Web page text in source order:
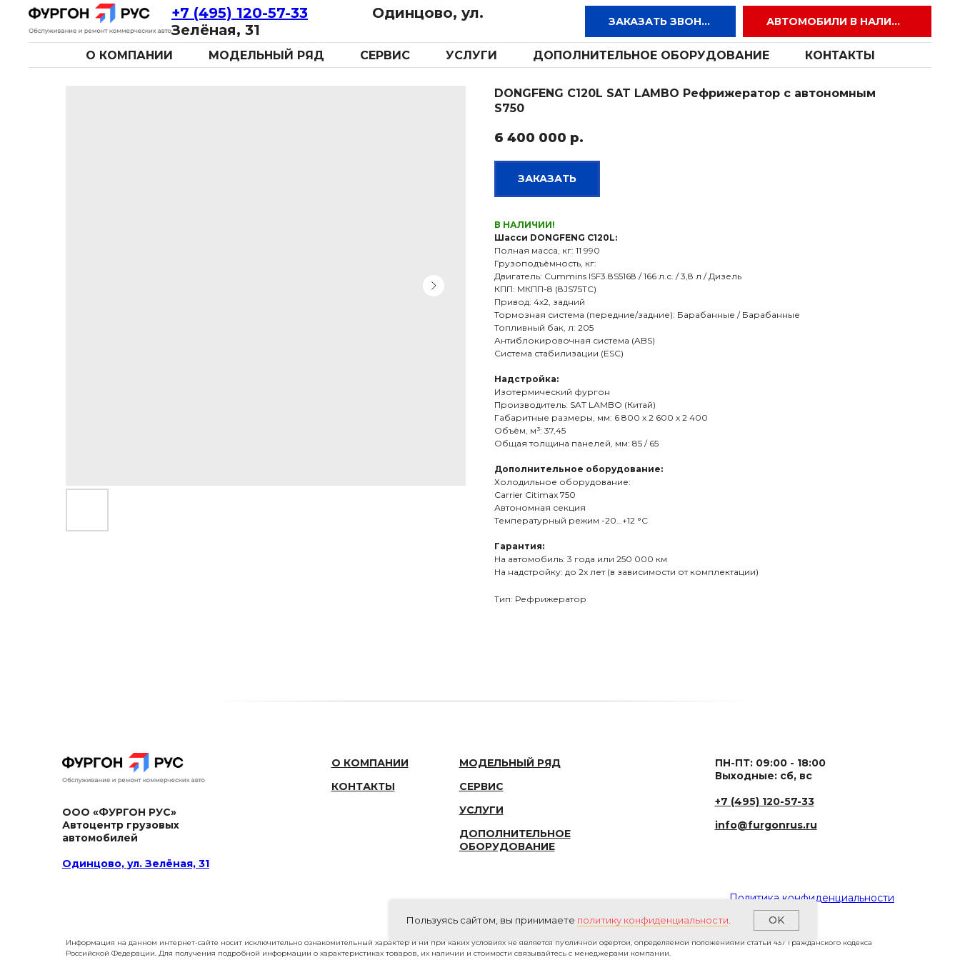
+7 (495) 120-57-33
Одинцово, ул.
Зелёная, 31
ЗАКАЗАТЬ ЗВОНОК АВТОМОБИЛИ В НАЛИЧИИ
О КОМПАНИИ МОДЕЛЬНЫЙ РЯД СЕРВИС УСЛУГИ ДОПОЛНИТЕЛЬНОЕ ОБОРУДОВАНИЕ КОНТАКТЫ
DONGFENG C120L SAT LAMBO Рефрижератор с автономным
S750
6 400 000 р.
ЗАКАЗАТЬ
В НАЛИЧИИ!
Шасси DONGFENG C120L:
Полная масса, кг: 11 990
Грузоподъёмность, кг:
Двигатель: Cummins ISF3.8S5168 / 166 л.с. / 3,8 л / Дизель
КПП: МКПП-8 (8JS75TC)
Привод: 4х2, задний
Тормозная система (передние/задние): Барабанные / Барабанные
Топливный бак, л: 205
Антиблокировочная система (ABS)
Система стабилизации (ESC)
Надстройка:
Изотермический фургон
Производитель: SAT LAMBO (Китай)
Габаритные размеры, мм: 6 800 x 2 600 x 2 400
Объём, м³: 37,45
Общая толщина панелей, мм: 85 / 65
Дополнительное оборудование:
Холодильное оборудование:
Carrier Citimax 750
Автономная секция
Температурный режим -20…+12 °С
Гарантия:
На автомобиль: 3 года или 250 000 км
На надстройку: до 2х лет (в зависимости от комплектации)
Тип: Рефрижератор
ООО «ФУРГОН РУС»
Автоцентр грузовых
автомобилей
Одинцово, ул. Зелёная, 31
О КОМПАНИИ
КОНТАКТЫ
МОДЕЛЬНЫЙ РЯД
СЕРВИС
УСЛУГИ
ДОПОЛНИТЕЛЬНОЕ
ОБОРУДОВАНИЕ
ПН-ПТ: 09:00 - 18:00
Выходные: сб, вс
+7 (495) 120-57-33
info@furgonrus.ru
Политика конфиденциальности
Информация на данном интернет-сайте носит исключительно ознакомительный характер и ни при каких условиях не является публичной офертой, определяемой положениями статьи 437 Гражданского кодекса
Российской Федерации. Для получения подробной информации о характеристиках товаров, их наличии и стоимости связывайтесь с менеджерами компании.
Пользуясь сайтом, вы принимаете политику конфиденциальности. OK